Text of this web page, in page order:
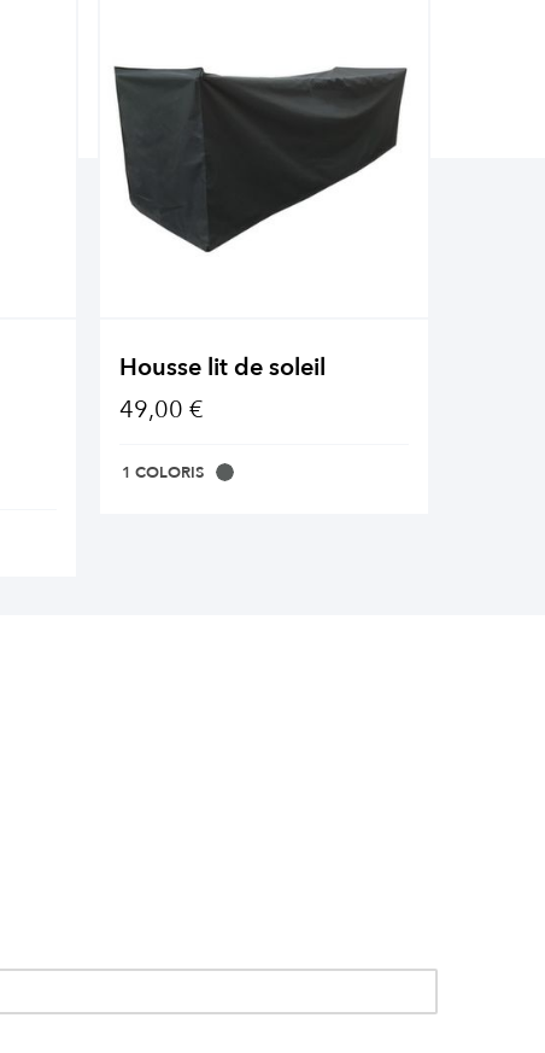
Housse lit de soleil
49,00 €
1 COLORIS